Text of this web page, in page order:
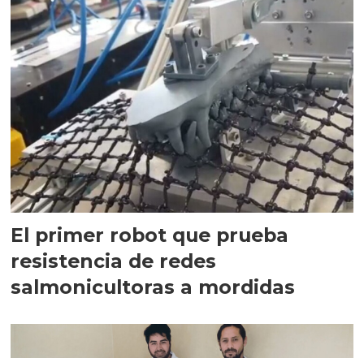
El primer robot que prueba
resistencia de redes
salmonicultoras a mordidas